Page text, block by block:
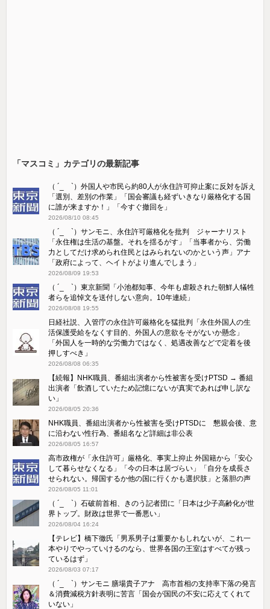
「マスコミ」カテゴリの最新記事
（ ´_ゝ`）外国人や市民ら約80人が永住許可抑止案に反対を訴え
「選別、差別の作業」「国会審議も経ずいきなり厳格化する国
に誰が来ますか！」「今すぐ撤回を」
2026/08/10 08:45
（ ´_ゝ`）サンモニ、永住許可厳格化を批判 ジャーナリスト
「永住権は生活の基盤。それを揺るがす」「当事者から、労働
力としてだけ求められ住民とはみられないのかという声」アナ
「政府によって、ヘイトがより進んでしまう」
2026/08/09 19:53
（ ´_ゝ`）東京新聞「小池都知事、今年も虐殺された朝鮮人犠牲
者らを追悼文を送付しない意向。10年連続」
2026/08/08 19:55
日経社説、入管庁の永住許可厳格化を猛批判「永住外国人の生
活保護受給をなくす目的、外国人の意欲をそがないか懸念」
「外国人を一時的な労働力ではなく、処遇改善などで定着を後
押しすべき」
2026/08/08 06:35
【続報】NHK職員、番組出演者から性被害を受けPTSD → 番組
出演者「飲酒していたため記憶にないが真実であれば申し訳な
い」
2026/08/05 20:36
NHK職員、番組出演者から性被害を受けPTSDに 懇親会後、意
に沿わない性行為、番組名など詳細は非公表
2026/08/05 16:57
高市政権が「永住許可」厳格化、事実上抑止 外国籍から「安心
して暮らせなくなる」「今の日本は居づらい」「自分を成長さ
せられない。帰国するか他の国に行くかも選択肢」と落胆の声
2026/08/05 11:01
（ ´_ゝ`）石破前首相、きのう記者団に「日本は少子高齢化が世
界トップ。財政は世界で一番悪い」
2026/08/04 16:24
【テレビ】橋下徹氏「男系男子は重要かもしれないが、これ一
本やりでやっていけるのなら、世界各国の王室はすべてが残っ
ているはず」
2026/08/03 07:17
（ ´_ゝ`）サンモニ 膳場貴子アナ 高市首相の支持率下落の発言
＆消費減税方針表明に苦言「国会が国民の不安に応えてくれて
いない」